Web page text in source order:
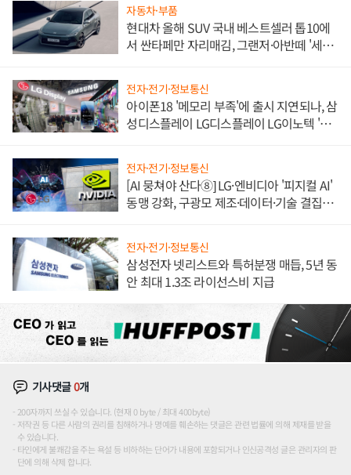
자동차·부품
현대차 올해 SUV 국내 베스트셀러 톱10에
서 싼타페만 자리매김, 그랜저·아반떼 '세단
전자·전기·정보통신
아이폰18 '메모리 부족'에 출시 지연되나, 삼
성디스플레이 LG디스플레이 LG이노텍 '탈
전자·전기·정보통신
[AI 뭉쳐야 산다⑧] LG·엔비디아 '피지컬 AI'
동맹 강화, 구광모 제조·데이터·기술 결집
전자·전기·정보통신
삼성전자 넷리스트와 특허분쟁 매듭, 5년 동
안 최대 1.3조 라이선스비 지급
기사댓글0개
200자까지 쓰실 수 있습니다. (현재 0 byte / 최대 400byte)
저작권 등 다른 사람의 권리를 침해하거나 명예를 훼손하는 댓글은 관련 법률에 의해 제재를 받을
수 있습니다.
타인에게 불쾌감을 주는 욕설 등 비하하는 단어가 내용에 포함되거나 인신공격성 글은 관리자의 판
단에 의해 삭제 합니다.